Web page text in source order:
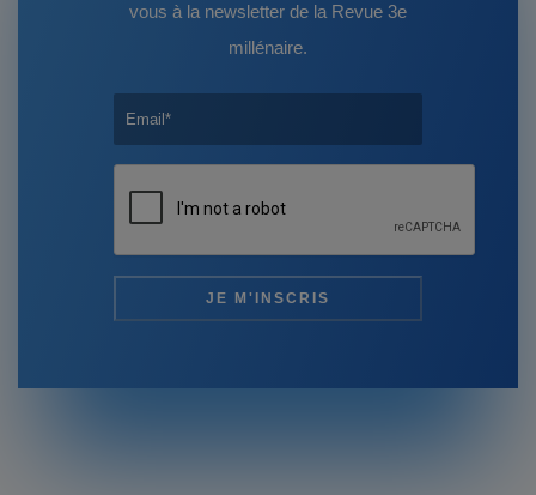
vous à la newsletter de la Revue 3e
millénaire.